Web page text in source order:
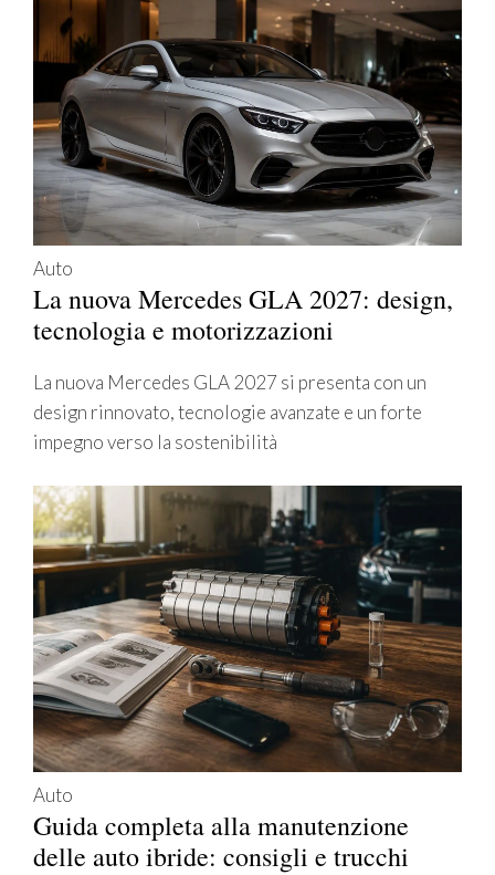
Auto
La nuova Mercedes GLA 2027: design,
tecnologia e motorizzazioni
La nuova Mercedes GLA 2027 si presenta con un
design rinnovato, tecnologie avanzate e un forte
impegno verso la sostenibilità
Auto
Guida completa alla manutenzione
delle auto ibride: consigli e trucchi